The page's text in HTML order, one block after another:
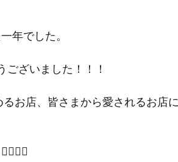
年でした。
ざいました！！！
お店、皆さまから愛されるお店